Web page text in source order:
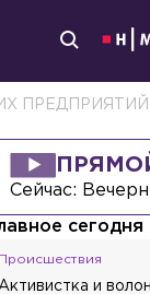
ПРЕДПРИЯТИЙ
Сейчас:
сегодня
Происшествия
Активистка и